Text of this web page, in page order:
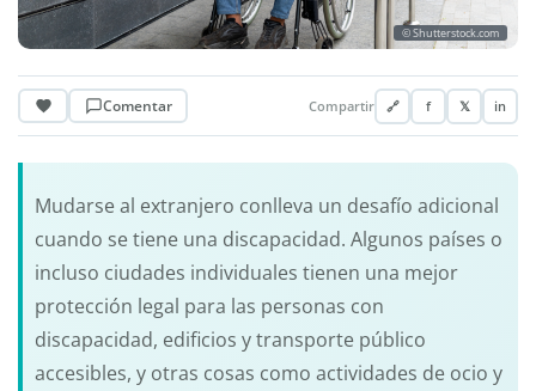
© Shutterstock.com
Comentar Compartir 🔗 f 𝕏 in
Mudarse al extranjero conlleva un desafío adicional
cuando se tiene una discapacidad. Algunos países o
incluso ciudades individuales tienen una mejor
protección legal para las personas con
discapacidad, edificios y transporte público
accesibles, y otras cosas como actividades de ocio y